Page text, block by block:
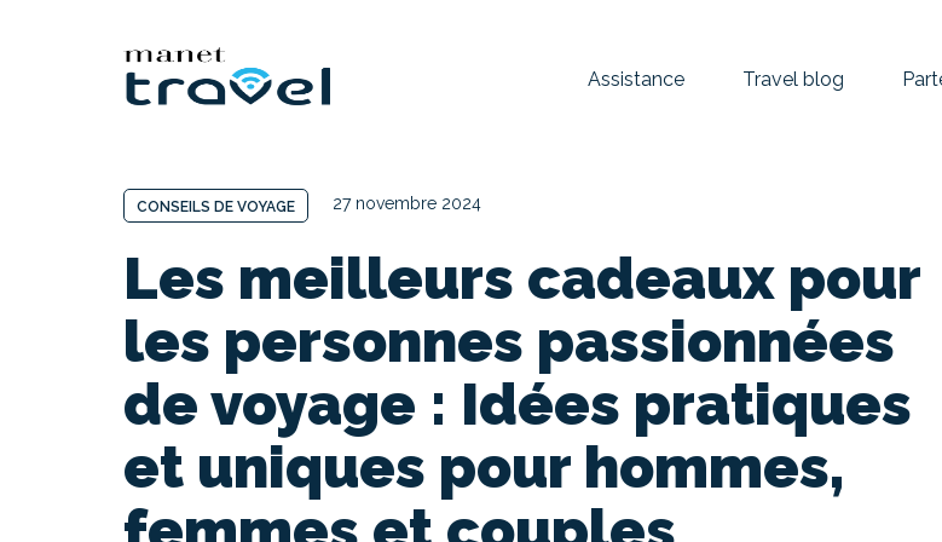
Assistance Travel blog
CONSEILS DE VOYAGE 27 novembre 2024
Les meilleurs cadeaux pour
les personnes passionnées
de voyage : Idées pratiques
et uniques pour hommes,